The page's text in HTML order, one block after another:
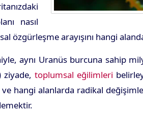
nasıl
özgürleşme arayışını hangi
aynı Uranüs burcuna sahip
ziyade, toplumsal eğilimleri
hangi alanlarda radikal